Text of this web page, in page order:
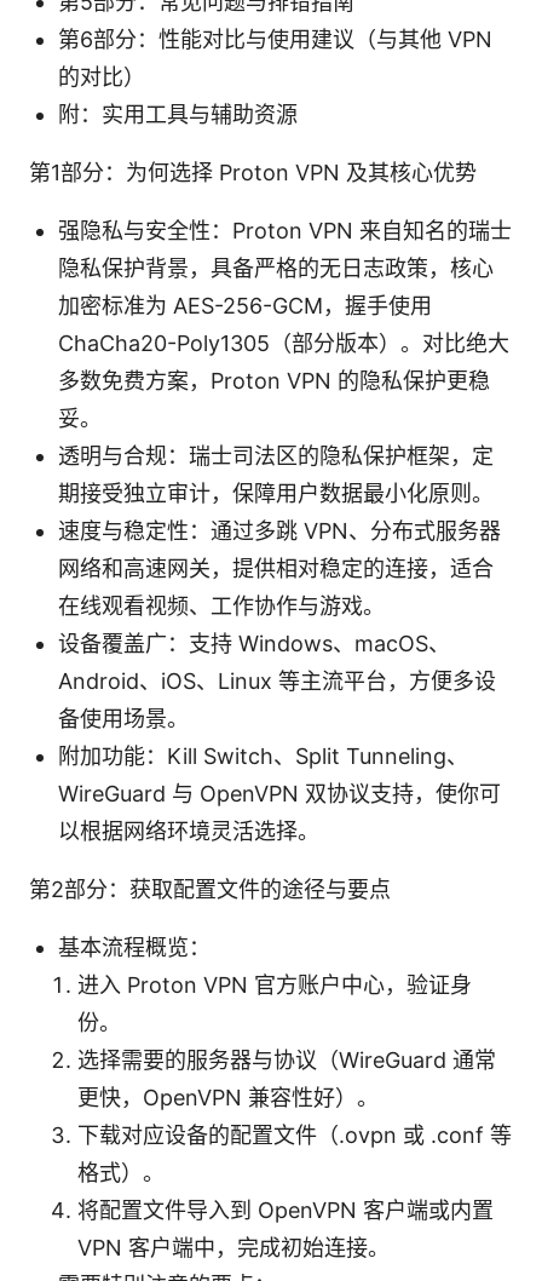
第6部分：性能对比与使用建议（与其他 VPN
的对比）
附：实用工具与辅助资源
第1部分：为何选择 Proton VPN 及其核心优势
强隐私与安全性：Proton VPN 来自知名的瑞士
隐私保护背景，具备严格的无日志政策，核心
加密标准为 AES-256-GCM，握手使用
ChaCha20-Poly1305（部分版本）。对比绝大
多数免费方案，Proton VPN 的隐私保护更稳
妥。
透明与合规：瑞士司法区的隐私保护框架，定
期接受独立审计，保障用户数据最小化原则。
速度与稳定性：通过多跳 VPN、分布式服务器
网络和高速网关，提供相对稳定的连接，适合
在线观看视频、工作协作与游戏。
设备覆盖广：支持 Windows、macOS、
Android、iOS、Linux 等主流平台，方便多设
备使用场景。
附加功能：Kill Switch、Split Tunneling、
WireGuard 与 OpenVPN 双协议支持，使你可
以根据网络环境灵活选择。
第2部分：获取配置文件的途径与要点
基本流程概览：
进入 Proton VPN 官方账户中心，验证身
份。
选择需要的服务器与协议（WireGuard 通常
更快，OpenVPN 兼容性好）。
下载对应设备的配置文件（.ovpn 或 .conf 等
格式）。
将配置文件导入到 OpenVPN 客户端或内置
VPN 客户端中，完成初始连接。